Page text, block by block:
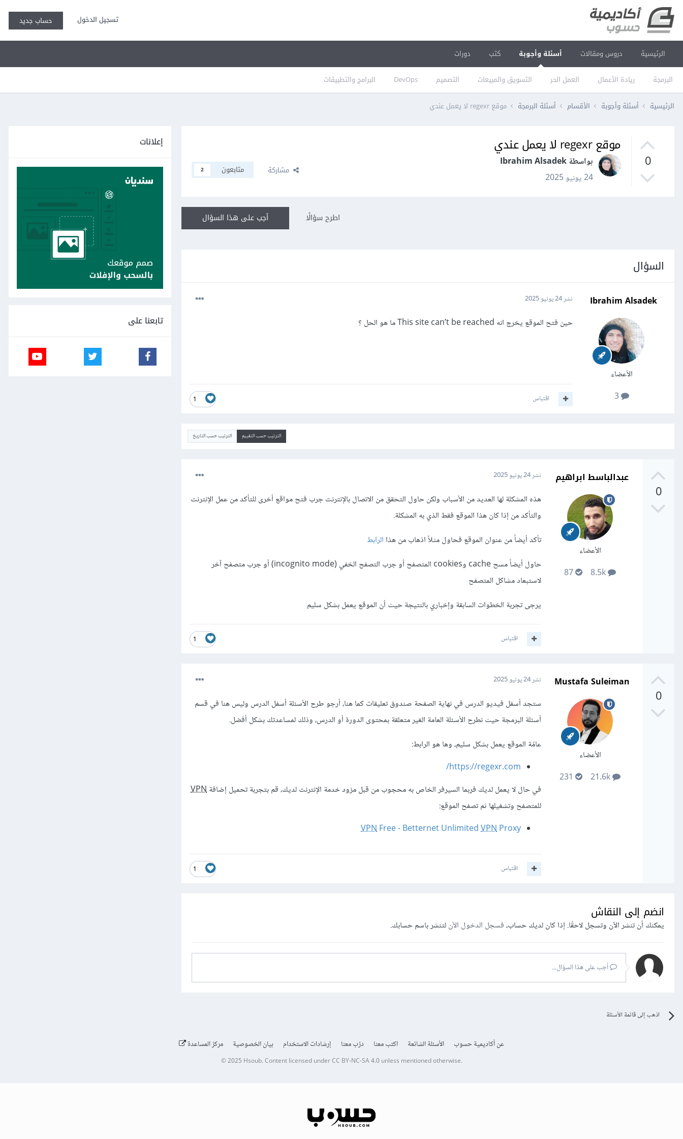
تسجيل الدخول حساب جديد
الرئيسية دروس ومقالات أسئلة وأجوبة
البرمجة ريادة الأعمال العمل الحر التسويق والمبيعات التصميم DevOps البرامج والتطبيقات
كتب دورات
الرئيسية أسئلة وأجوبة الأقسام أسئلة البرمجة موقع regexr لا يعمل عندي
0
موقع regexr لا يعمل عندي
بواسطة Ibrahim Alsadek
24 يونيو 2025
مشاركة متابعون 2
أجب على هذا السؤال اطرح سؤالًا
السؤال
Ibrahim Alsadek
الأعضاء
3
نشر24 يونيو 2025
حين فتح الموقع يخرج انه This site can’t be reached ما هو الحل ؟
1 اقتباس
الترتيب حسب التقييم الترتيب حسب التاريخ
0
عبدالباسط ابراهيم
الأعضاء
نشر24 يونيو 2025
هذه المشكلة لها العديد من الأسباب ولكن حاول التحقق من الاتصال بالإنترنت جرب فتح مواقع أخرى للتأكد من عمل الإنترنت
والتأكد من إذا كان هذا الموقع فقط الذي به المشكلة.
تأكد أيضاً من عنوان الموقع فحاول مثلاً اذهاب من هذا الرابط
حاول أيضاً مسح cache وcookies المتصفح أو جرب التصفح الخفي (incognito mode) أو جرب متصفح آخر
لاستبعاد مشاكل المتصفح
يرجى تجربة الخطوات السابقة وإخباري بالنتيجة حيث أن الموقع يعمل بشكل سليم
1 اقتباس
0
Mustafa Suleiman
الأعضاء
نشر24 يونيو 2025
ستجد أسفل فيديو الدرس في نهاية الصفحة صندوق تعليقات كما هنا، أرجو طرح الأسئلة أسفل الدرس وليس هنا في قسم
أسئلة البرمجة حيث نطرح الأسئلة العامة الغير متعلقة بمحتوى الدورة أو الدرس، وذلك لمساعدتك بشكل أفضل.
عامًة الموقع يعمل بشكل سليم، وها هو الرابط:
https://regexr.com/
في حال لا يعمل لديك فربما السيرفر الخاص به محجوب من قبل مزود خدمة الإنترنت لديك، قم بتجربة تحميل إضافةVPN
للمتصفح وتشغيلها ثم تصفح الموقع:
VPNFree - Betternet UnlimitedVPNProxy
1 اقتباس
انضم إلى النقاش
يمكنك أن تنشر الآن وتسجل لاحقًا. إذا كان لديك حساب،فسجل الدخول الآنلتنشر باسم حسابك.
أجب على هذا السؤال...
اذهب إلى قائمة الأسئلة
إعلانات
تابعنا على
عن أكاديمية حسوب الأسئلة الشائعة اكتب معنا درّب معنا إرشادات الاستخدام بيان الخصوصية مركز المساعدة
© 2025 Hsoub.Content licensed underCC BY-NC-SA 4.0unless mentioned otherwise.